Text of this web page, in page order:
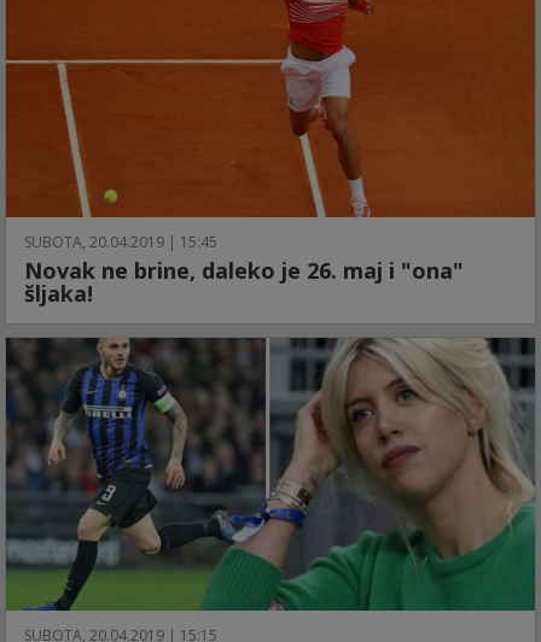
SUBOTA, 20.04.2019 | 15:45
Novak ne brine, daleko je 26. maj i "ona"
šljaka!
SUBOTA, 20.04.2019 | 15:15